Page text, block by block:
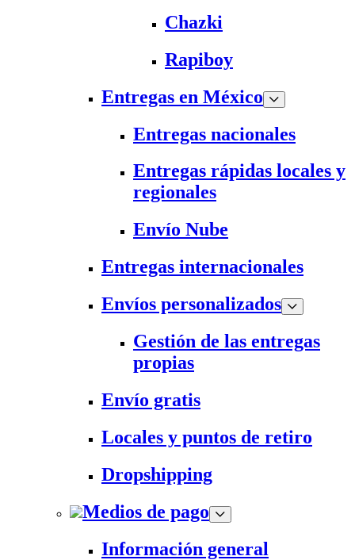
Chazki
Rapiboy
Entregas en México
Entregas nacionales
Entregas rápidas locales y
regionales
Envío Nube
Entregas internacionales
Envíos personalizados
Gestión de las entregas
propias
Envío gratis
Locales y puntos de retiro
Dropshipping
Medios de pago
Información general